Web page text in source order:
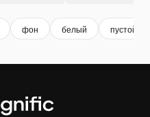
фон белый пустой